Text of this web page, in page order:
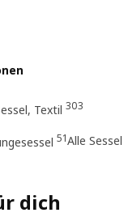
Textil 303
51Alle Sessel
dich